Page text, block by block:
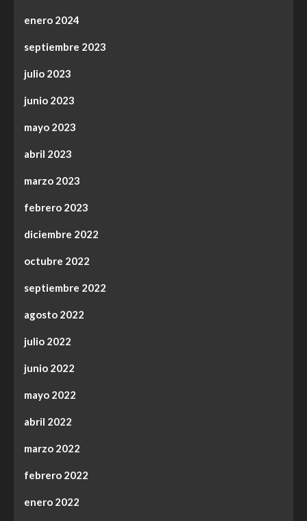
enero 2024
septiembre 2023
julio 2023
junio 2023
mayo 2023
abril 2023
marzo 2023
febrero 2023
diciembre 2022
octubre 2022
septiembre 2022
agosto 2022
julio 2022
junio 2022
mayo 2022
abril 2022
marzo 2022
febrero 2022
enero 2022